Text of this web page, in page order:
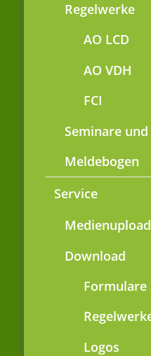
Regelwerke
AO LCD
AO VDH
FCI
Seminare
Meldebogen
Service
Medienupload
Download
Formulare
Logos